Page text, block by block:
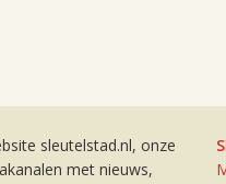
sleutelstad.nl, onze
met nieuws,